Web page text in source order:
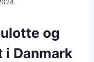
og
Danmark